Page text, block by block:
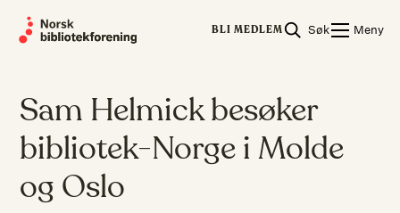
BLI MEDLEM Søk Meny
Sam Helmick besøker
bibliotek-Norge i Molde
og Oslo